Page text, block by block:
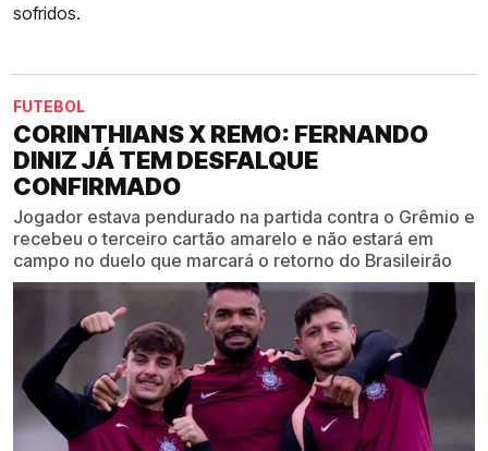
sofridos.
FUTEBOL
CORINTHIANS X REMO: FERNANDO
DINIZ JÁ TEM DESFALQUE
CONFIRMADO
Jogador estava pendurado na partida contra o Grêmio e
recebeu o terceiro cartão amarelo e não estará em
campo no duelo que marcará o retorno do Brasileirão